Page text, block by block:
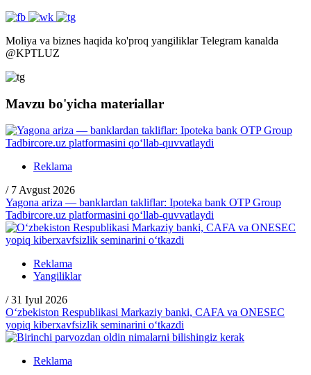
Moliya va biznes haqida ko'proq yangiliklar Telegram kanalda
@KPTLUZ
Mavzu bo'yicha materiallar
Reklama
/ 7 Avgust 2026
Yagona ariza — banklardan takliflar: Ipoteka bank OTP Group
Tadbircore.uz platformasini qo‘llab-quvvatlaydi
Reklama
Yangiliklar
/ 31 Iyul 2026
O‘zbekiston Respublikasi Markaziy banki, CAFA va ONESEC
yopiq kiberxavfsizlik seminarini o‘tkazdi
Reklama